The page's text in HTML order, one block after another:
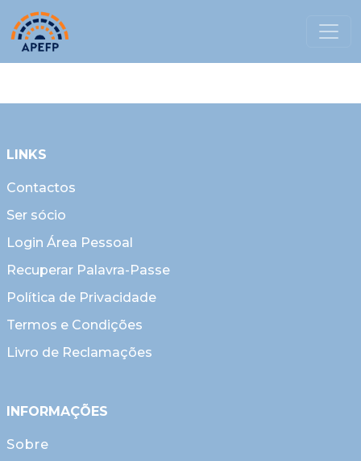
LINKS
Contactos
Ser sócio
Login Área Pessoal
Recuperar Palavra-Passe
Política de Privacidade
Termos e Condições
Livro de Reclamações
INFORMAÇÕES
Sobre